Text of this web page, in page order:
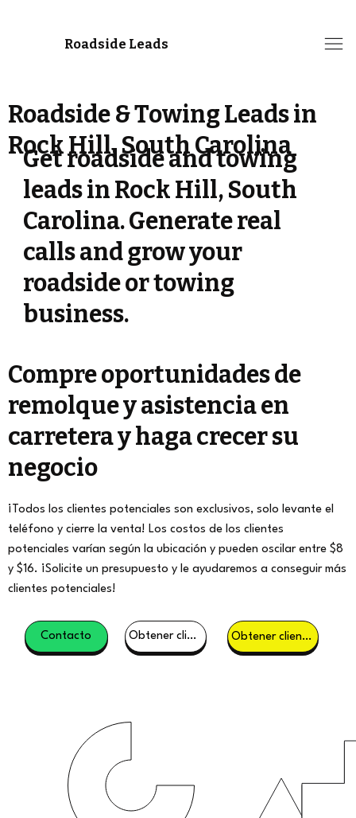
Roadside Leads
Roadside & Towing Leads in
Rock Hill, South Carolina
Get roadside and towing
leads in Rock Hill, South
Carolina. Generate real
calls and grow your
roadside or towing
business.
Compre oportunidades de
remolque y asistencia en
carretera y haga crecer su
negocio
¡Todos los clientes potenciales son exclusivos, solo levante el
teléfono y cierre la venta! Los costos de los clientes
potenciales varían según la ubicación y pueden oscilar entre $8
y $16. ¡Solicite un presupuesto y le ayudaremos a conseguir más
clientes potenciales!
Contacto Obtener clientes potenciales Obtener clientes potenciales